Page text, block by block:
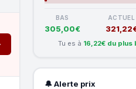
BAS
305,00€
ACTUEL
Tu es à 16,22€ du
🔔 Alerte prix